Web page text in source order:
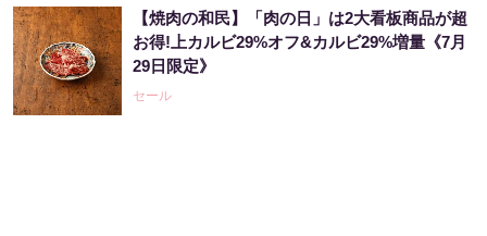
【焼肉の和民】「肉の日」は2大看板商品が超
お得!上カルビ29%オフ&カルビ29%増量《7月
29日限定》
セール